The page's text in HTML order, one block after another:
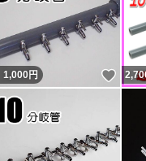
評価で終了の者。普
ので嫌がらせと判断す
てきたが今までの連
常者達。
残念ながら数千人に一
者が現れます。悪い
1,000円 い